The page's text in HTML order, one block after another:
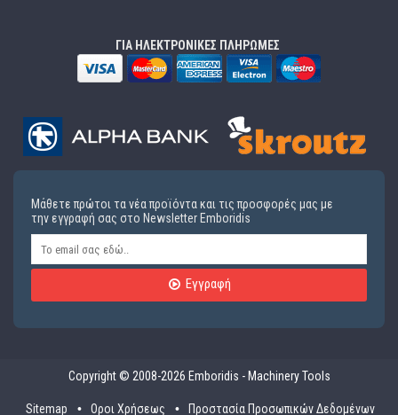
ΓΙΑ ΗΛΕΚΤΡΟΝΙΚΕΣ ΠΛΗΡΩΜΕΣ
Μάθετε πρώτοι τα νέα προϊόντα και τις προσφορές μας με
την εγγραφή σας στο Newsletter Emboridis
Εγγραφή
Copyright © 2008-2026 Emboridis - Machinery Tools
Sitemap Οροι Χρήσεως Προστασία Προσωπικών Δεδομένων